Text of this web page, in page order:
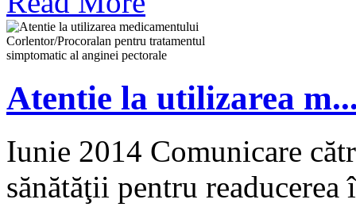
Atentie la utilizarea
Iunie 2014 Comunicare
sănătăţii pentru